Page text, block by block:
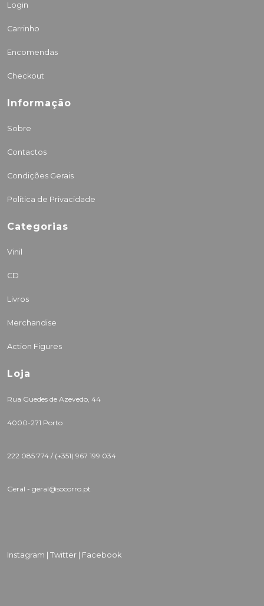
Login
Carrinho
Encomendas
Checkout
Informação
Sobre
Contactos
Condições Gerais
Política de Privacidade
Categorias
Vinil
CD
Livros
Merchandise
Action Figures
Loja
Rua Guedes de Azevedo, 44
4000-271 Porto
222 085 774 / (+351) 967 199 034
Geral - geral@socorro.pt
Instagram | Twitter | Facebook